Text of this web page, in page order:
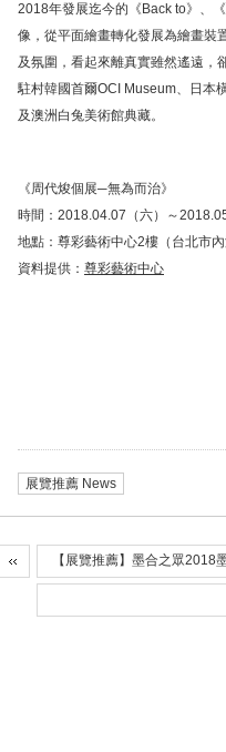
2018年發展迄今的《Back to》、
像，從平面繪畫轉化發展為繪畫裝
及氛圍，看起來離真實雖然遙遠，
駐村韓國首爾OCI Museum、日本
及澳洲白兔美術館典藏。
《周代焌個展─無為而治》
時間：2018.04.07（六）～
地點：尊彩藝術中心2樓（台北市內
資料提供： 尊彩藝術中心
展覽推薦 News
【展覽推薦】墨合之眾2018